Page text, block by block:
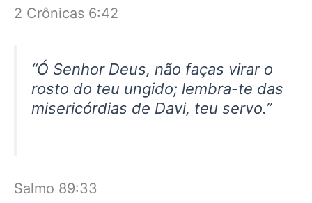
2 Crônicas 6:42
“Ó Senhor Deus, não faças virar o
rosto do teu ungido; lembra-te das
misericórdias de Davi, teu servo.”
Salmo 89:33